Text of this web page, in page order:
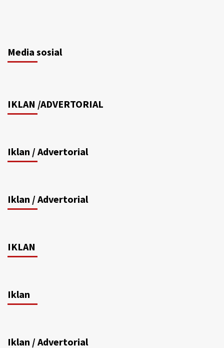
Media sosial
IKLAN /ADVERTORIAL
Iklan / Advertorial
Iklan / Advertorial
IKLAN
Iklan
Iklan / Advertorial